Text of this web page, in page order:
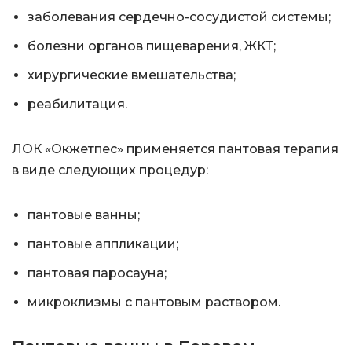
заболевания сердечно-сосудистой системы;
болезни органов пищеварения, ЖКТ;
хирургические вмешательства;
реабилитация.
ЛОК «Окжетпес» применяется пантовая терапия
в виде следующих процедур:
пантовые ванны;
пантовые аппликации;
пантовая паросауна;
микроклизмы с пантовым раствором.